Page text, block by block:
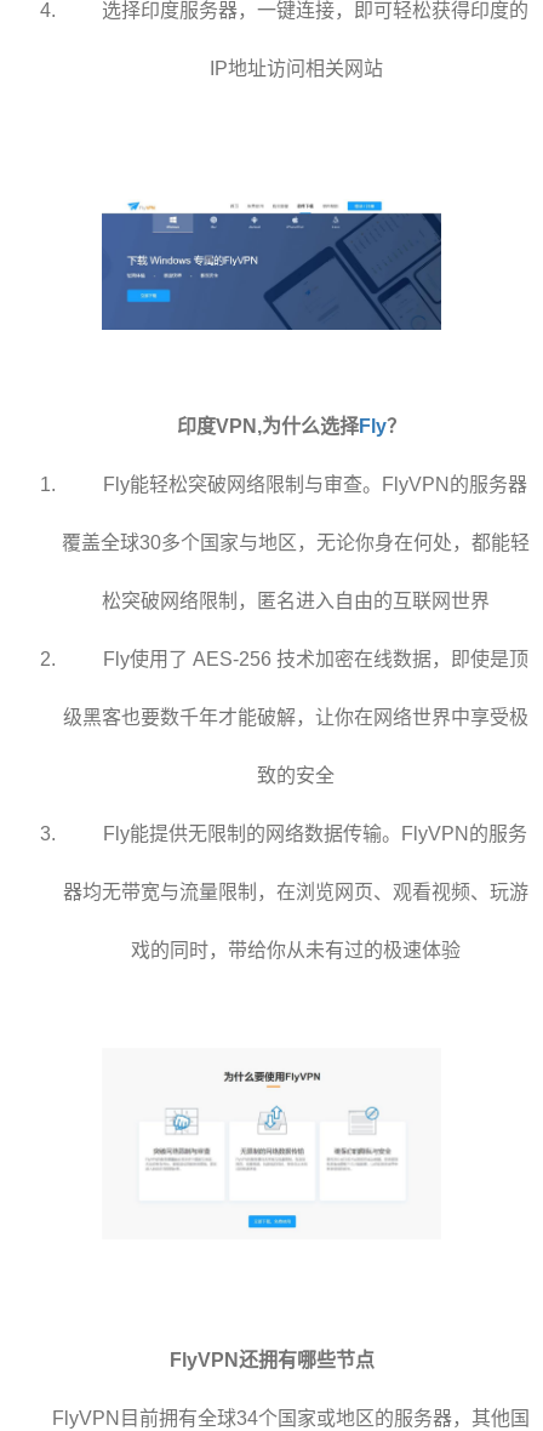
选择印度服务器，一键连接，即可轻松获得印度的
IP地址访问相关网站
印度VPN,为什么选择Fly？
Fly能轻松突破网络限制与审查。FlyVPN的服务器
覆盖全球30多个国家与地区，无论你身在何处，都能轻
松突破网络限制，匿名进入自由的互联网世界
Fly使用了 AES-256 技术加密在线数据，即使是顶
级黑客也要数千年才能破解，让你在网络世界中享受极
致的安全
Fly能提供无限制的网络数据传输。FlyVPN的服务
器均无带宽与流量限制，在浏览网页、观看视频、玩游
戏的同时，带给你从未有过的极速体验
FlyVPN还拥有哪些节点
FlyVPN目前拥有全球34个国家或地区的服务器，其他国